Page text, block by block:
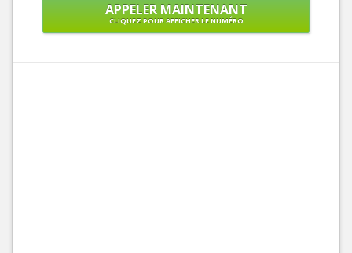
APPELER MAINTENANT
CLIQUEZ POUR AFFICHER LE NUMÉRO